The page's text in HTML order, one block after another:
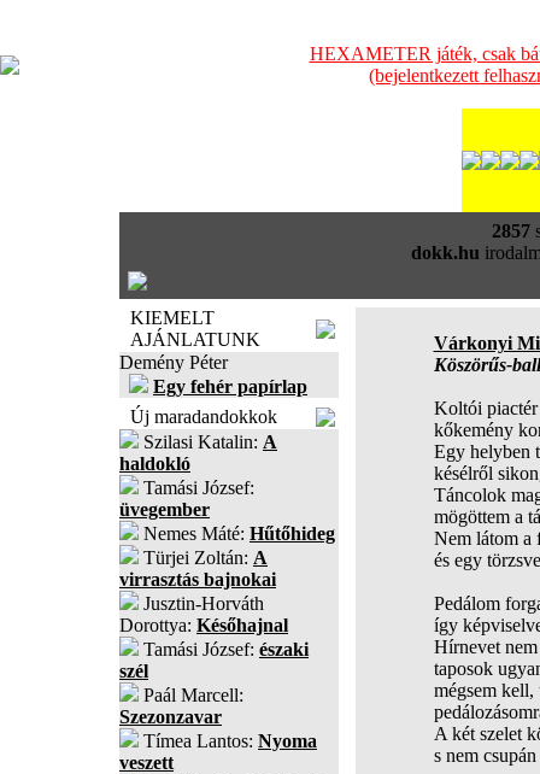
HEXAMETER játék, csak
(bejelentkezett
2857
dokk.hu
KIEMELT
AJÁNLATUNK
Demény Péter
Egy fehér papírlap
Új maradandokkok
Szilasi Katalin: A
haldokló
Tamási József:
üvegember
Nemes Máté: Hűtőhideg
Türjei Zoltán: A
virrasztás bajnokai
Jusztin-Horváth
Dorottya: Későhajnal
Tamási József: északi
szél
Paál Marcell:
Szezonzavar
Tímea Lantos: Nyoma
veszett
Várkonyi
Köszörűs-
Koltói piactér
kőkemény
Egy helyben
késélről
Táncolok
mögöttem a
Nem látom a
és egy
Pedálom
így
Hírnevet
taposok
mégsem kell,
A két szelet
s nem